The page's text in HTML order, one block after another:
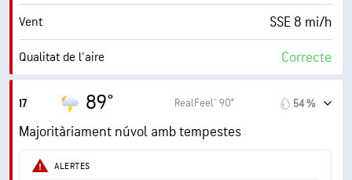
Sostre de núvols 30000 ft
Vent SSE 8 mi/h
Qualitat de l'aire Correcte
Índex UV màxim
Ràfegues
Humitat
17 89° RealFeel® 90° 54 %
Majoritàriament núvol amb tempestes
ALERTES